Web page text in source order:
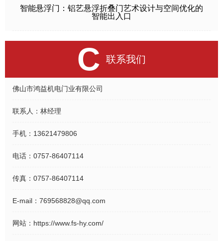
智能悬浮门：铝艺悬浮折叠门艺术设计与空间优化的
智能出入口
C 联系我们
佛山市鸿益机电门业有限公司
联系人： 林经理
手机： 13621479806
电话： 0757-86407114
传真： 0757-86407114
E-mail： 769568828@qq.com
网站： https://www.fs-hy.com/